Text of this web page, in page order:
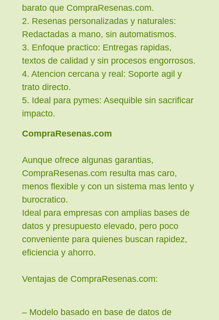
barato que CompraResenas.com.
2. Resenas personalizadas y naturales:
Redactadas a mano, sin automatismos.
3. Enfoque practico: Entregas rapidas,
textos de calidad y sin procesos engorrosos.
4. Atencion cercana y real: Soporte agil y
trato directo.
5. Ideal para pymes: Asequible sin sacrificar
impacto.
CompraResenas.com
Aunque ofrece algunas garantias,
CompraResenas.com resulta mas caro,
menos flexible y con un sistema mas lento y
burocratico.
Ideal para empresas con amplias bases de
datos y presupuesto elevado, pero poco
conveniente para quienes buscan rapidez,
eficiencia y ahorro.
Ventajas de CompraResenas.com:
– Modelo basado en base de datos de